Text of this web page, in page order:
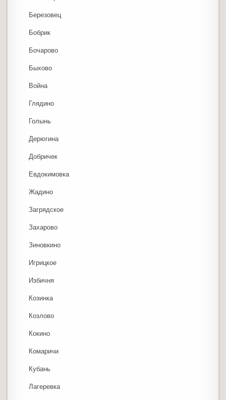
Березовец
Бобрик
Бочарово
Быхово
Война
Глядино
Голынь
Дерюгина
Добричек
Евдокимовка
Жадино
Загрядское
Захарово
Зиновкино
Игрицкое
Избичня
Козинка
Козлово
Кокино
Комаричи
Кубань
Лагеревка